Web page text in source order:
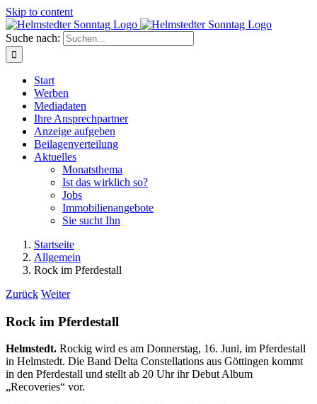
Skip to content
Suche nach:
Start
Werben
Mediadaten
Ihre Ansprechpartner
Anzeige aufgeben
Beilagenverteilung
Aktuelles
Monatsthema
Ist das wirklich so?
Jobs
Immobilienangebote
Sie sucht Ihn
Startseite
Allgemein
Rock im Pferdestall
Zurück Weiter
Rock im Pferdestall
Helmstedt. Rockig wird es am Donnerstag, 16. Juni, im Pferdestall
in Helmstedt. Die Band Delta Constellations aus Göttingen kommt
in den Pferdestall und stellt ab 20 Uhr ihr Debut Album
„Recoveries“ vor.